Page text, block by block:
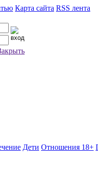
Карта сайта RSS лента
Дети Отношения 18+